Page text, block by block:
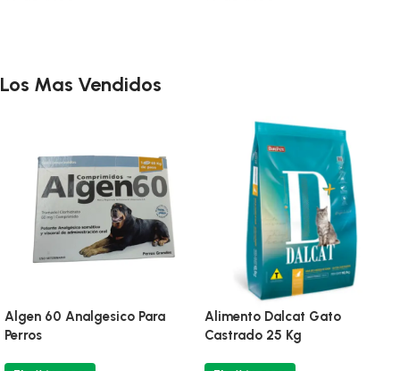
Los Mas Vendidos
Entero Chronic Sobre 4 G
Sanitario De Tofu
Biodegradable Aroma Te